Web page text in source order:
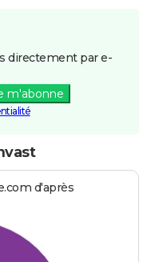
directement par e-
m'abonne
d'après